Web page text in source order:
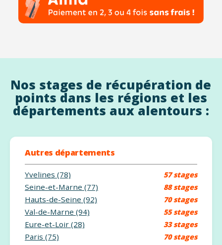
Nos stages de récupération de
points dans les régions et les
départements aux alentours :
Autres départements
Yvelines (78) 57 stages
Seine-et-Marne (77) 88 stages
Hauts-de-Seine (92) 70 stages
Val-de-Marne (94) 55 stages
Eure-et-Loir (28) 33 stages
Paris (75) 70 stages